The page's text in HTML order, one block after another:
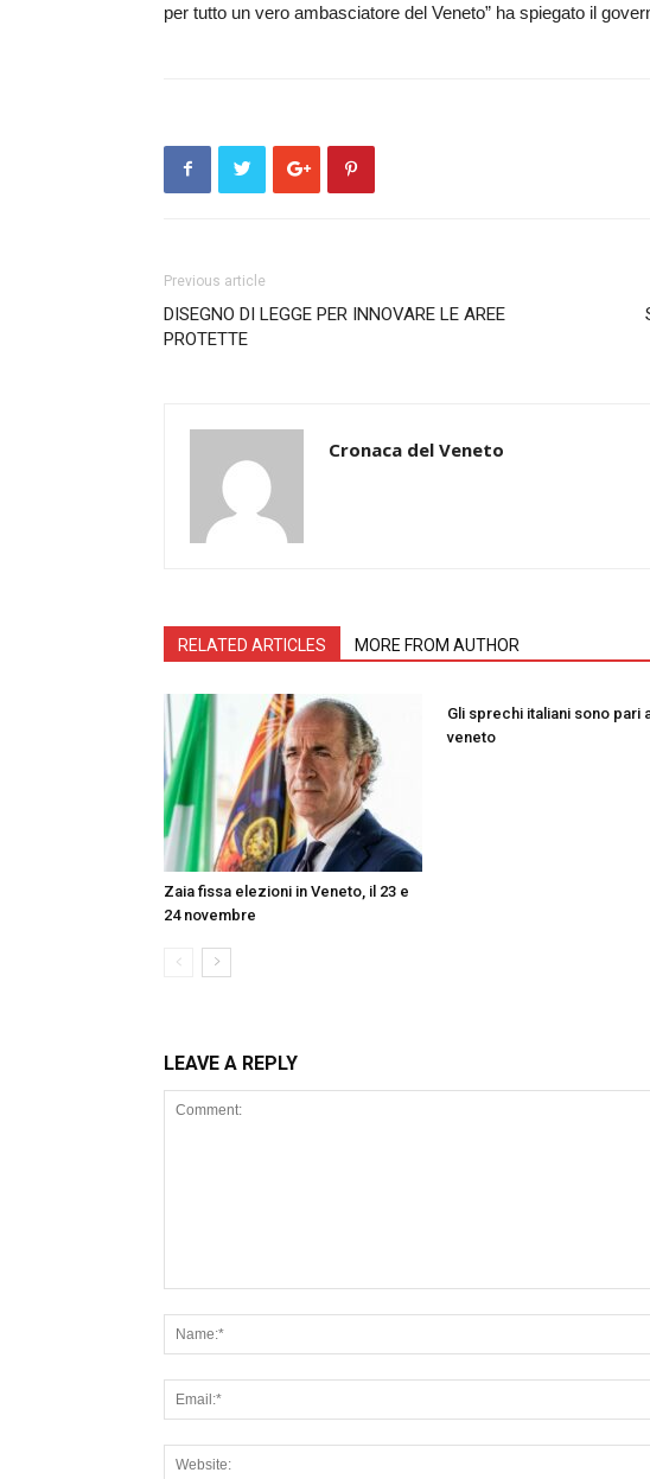
per tutto un vero ambasciatore del Ve­net­o” ha spiegato il
Previous article
DISEGNO DI LEGGE PER INNOVARE LE AREE
PROTETTE
Cronaca del Veneto
RELATED ARTICLES MORE FROM AUTHOR
Zaia fissa elezioni in Veneto, il 23 e
24 novembre
Gli sprechi italiani sono pari
veneto
LEAVE A REPLY